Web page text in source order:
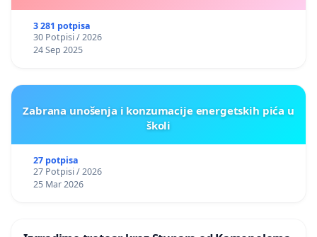
3 281 potpisa
30 Potpisi / 2026
24 Sep 2025
Zabrana unošenja i konzumacije energetskih pića u
školi
27 potpisa
27 Potpisi / 2026
25 Mar 2026